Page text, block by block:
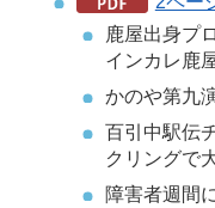
鹿屋出身プ
インカレ鹿
かのや第九
百引中駅伝
クリングで
障害者週間